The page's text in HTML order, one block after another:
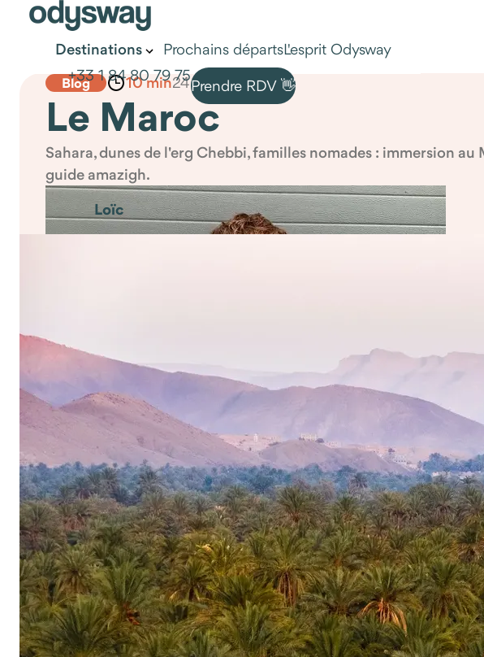
Destinations Prochains départsL'esprit Odysway
+33 1 84 80 79 75Prendre RDV 👋
Blog 10 min24 July 2026
Le Maroc
Sahara, dunes de l'erg Chebbi, familles nomades : immersion
guide amazigh.
Loïc